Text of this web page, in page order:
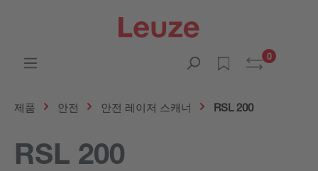
0
제품 안전 안전 레이저 스캐너 RSL 200
RSL 200